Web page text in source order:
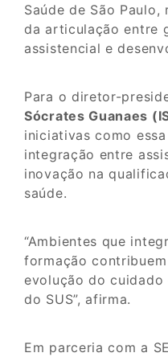
Saúde de São
da articulação entre
assistencial e
Para o diretor-
Sócrates Guanaes
iniciativas como
integração entre
inovação na
saúde.
“Ambientes que
formação
evolução do
do SUS”, afirma.
Em parceria com a